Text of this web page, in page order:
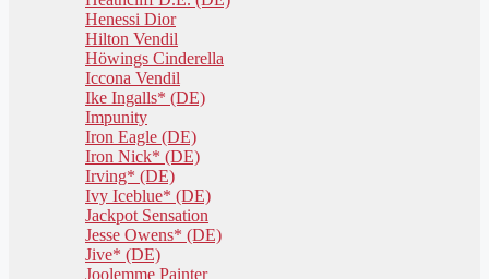
Henessi Dior
Hilton Vendil
Höwings Cinderella
Iccona Vendil
Ike Ingalls* (DE)
Impunity
Iron Eagle (DE)
Iron Nick* (DE)
Irving* (DE)
Ivy Iceblue* (DE)
Jackpot Sensation
Jesse Owens* (DE)
Jive* (DE)
Joolemme Painter